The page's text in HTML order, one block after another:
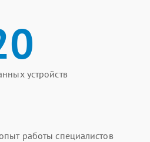
устройств
работы специалистов